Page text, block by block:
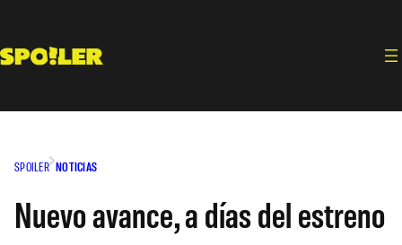
contenido
SPOILER NOTICIAS
Nuevo avance, a días del estreno